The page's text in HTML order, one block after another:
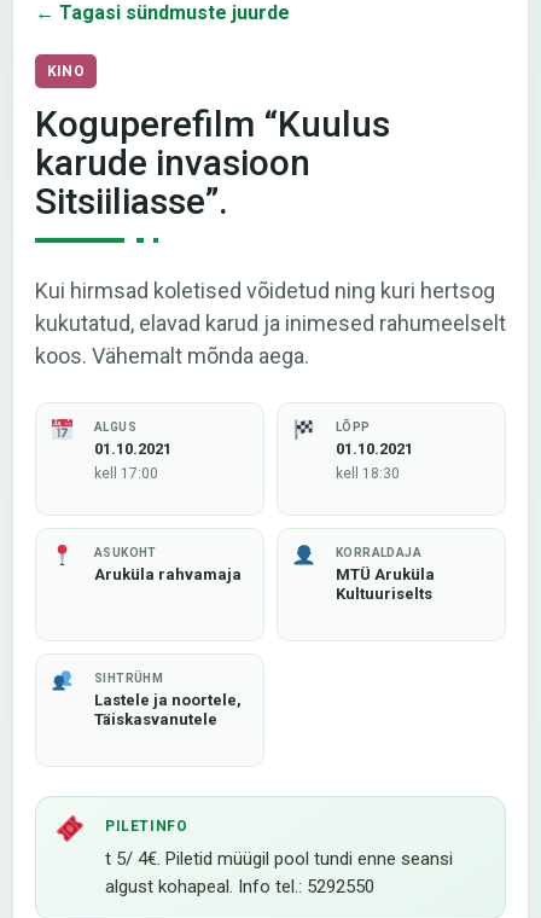
← Tagasi sündmuste juurde
KINO
Koguperefilm “Kuulus
karude invasioon
Sitsiiliasse”.
Kui hirmsad koletised võidetud ning kuri hertsog
kukutatud, elavad karud ja inimesed rahumeelselt
koos. Vähemalt mõnda aega.
ALGUS
01.10.2021
kell 17:00
LÕPP
01.10.2021
kell 18:30
ASUKOHT
Aruküla rahvamaja
KORRALDAJA
MTÜ Aruküla
Kultuuriselts
SIHTRÜHM
Lastele ja noortele,
Täiskasvanutele
PILETINFO
t 5/ 4€. Piletid müügil pool tundi enne seansi
algust kohapeal. Info tel.: 5292550